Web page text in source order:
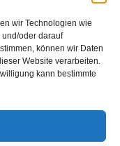
wir Technologien wie
oder darauf
können wir Daten
Website verarbeiten.
kann bestimmte